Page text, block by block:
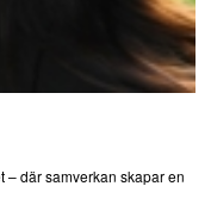
– där samverkan skapar en